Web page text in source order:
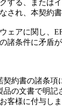
クする、または
され、本契約
ェアに関し、
諸条件に矛盾
契約書の諸条
品の文書で明
客様に付与し